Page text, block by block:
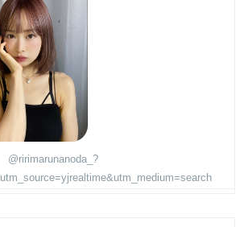
@ririmarunanoda_?
utm_source=yjrealtime&utm_medium=search